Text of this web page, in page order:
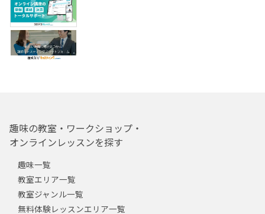
趣味の教室・ワークショップ・
オンラインレッスンを探す
趣味一覧
教室エリア一覧
教室ジャンル一覧
無料体験レッスンエリア一覧